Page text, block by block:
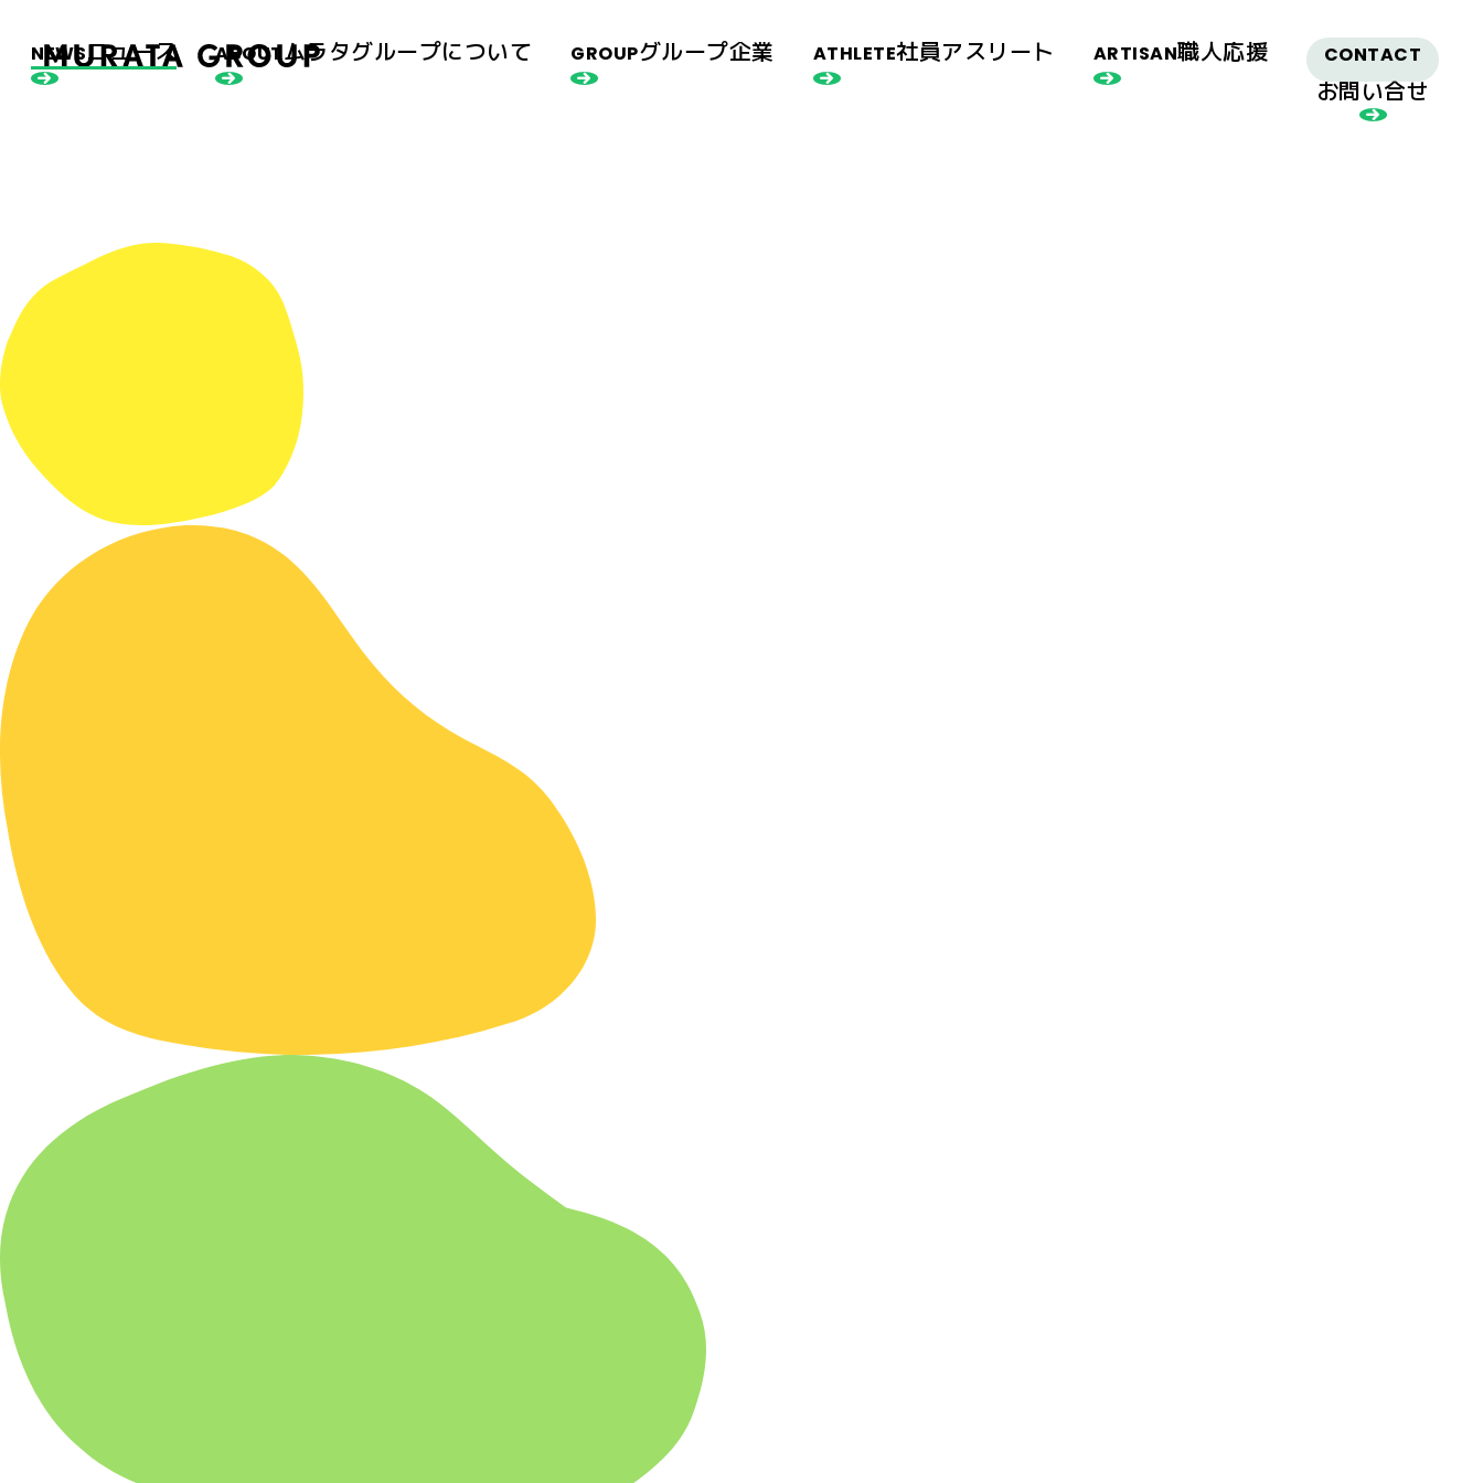
NEWSニュース ABOUTムラタグループについて GROUPグループ企業 ATHLETE社員アスリート ARTISAN職人応援 CONTACT
お問い合せ